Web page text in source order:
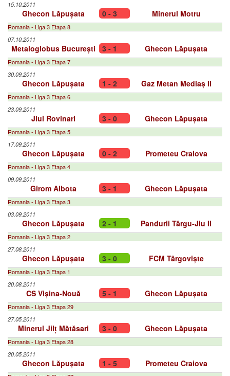
15.10.2011
Ghecon Lăpușata 0 - 3 Minerul Motru
Romania - Liga 3 Etapa 8
07.10.2011
Metaloglobus București 3 - 1 Ghecon Lăpușata
Romania - Liga 3 Etapa 7
30.09.2011
Ghecon Lăpușata 1 - 2 Gaz Metan Mediaș II
Romania - Liga 3 Etapa 6
23.09.2011
Jiul Rovinari 3 - 0 Ghecon Lăpușata
Romania - Liga 3 Etapa 5
17.09.2011
Ghecon Lăpușata 0 - 2 Prometeu Craiova
Romania - Liga 3 Etapa 4
09.09.2011
Girom Albota 3 - 1 Ghecon Lăpușata
Romania - Liga 3 Etapa 3
03.09.2011
Ghecon Lăpușata 2 - 1 Pandurii Târgu-Jiu II
Romania - Liga 3 Etapa 2
27.08.2011
Ghecon Lăpușata 3 - 0 FCM Târgoviște
Romania - Liga 3 Etapa 1
20.08.2011
CS Vișina-Nouă 5 - 1 Ghecon Lăpușata
Romania - Liga 3 Etapa 29
27.05.2011
Minerul Jilț Mătăsari 3 - 0 Ghecon Lăpușata
Romania - Liga 3 Etapa 28
20.05.2011
Ghecon Lăpușata 1 - 5 Prometeu Craiova